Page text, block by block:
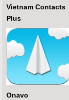
Vietnam Contacts
Plus
Onavo